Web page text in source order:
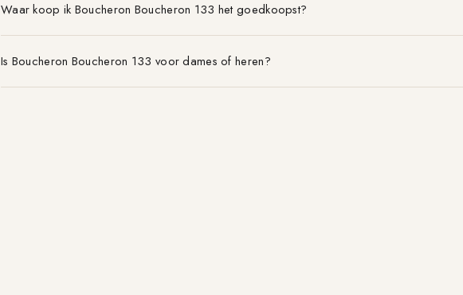
Waar koop ik Boucheron Boucheron 133 het goedkoopst?
Is Boucheron Boucheron 133 voor dames of heren?